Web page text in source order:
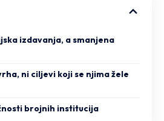
izdavanja, a smanjena
ni ciljevi koji se njima žele
brojnih institucija